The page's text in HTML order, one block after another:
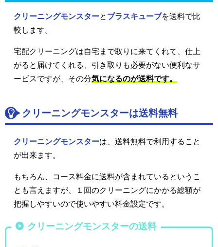
クリーニングモンスターと プラスキューブを送料で比
較します。
宅配クリーニングは自宅まで取りに来てくれて、仕上
がると届けてくれる、引き取りも必要がない便利なサ
ービスですが、その分気になるのが送料です。
クリーニングモンスターは送料無料
クリーニングモンスターは、送料無料で利用すること
が出来ます。
もちろん、コース料金に送料が含まれているというこ
とも言えますが、１回のクリーニングにかかる総額が
把握しやすいので使いやすい料金設定です。
クリーニングモンスターの送料